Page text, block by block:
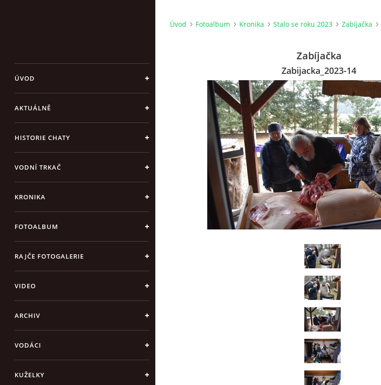
ÚVOD
AKTUÁLNĚ
HISTORIE CHATY
VODNÍ TRKAČ
KRONIKA
FOTOALBUM
RAJČE FOTOGALERIE
VIDEO
ARCHIV
VODÁCI
KUŽELKY
Úvod Fotoalbum Kronika Stalo se roku 2023 Zabíjačka
Zabíjačka
Zabijacka_2023-14